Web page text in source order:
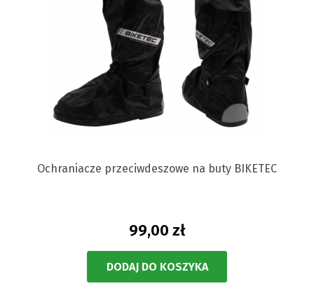
Ochraniacze przeciwdeszowe na buty BIKETEC
99,00 zł
DODAJ DO KOSZYKA